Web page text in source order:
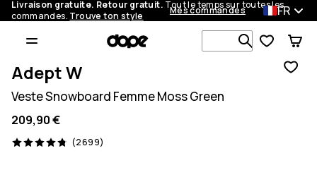
Livraison gratuite. Retour gratuit. Tout le temps sur toutes les
commandes. Trouve ton style Mes commandes FR
Recherche
Adept W
Veste Snowboard Femme Moss Green
209,90 €
(2699)
2699 avis, 4.8/5